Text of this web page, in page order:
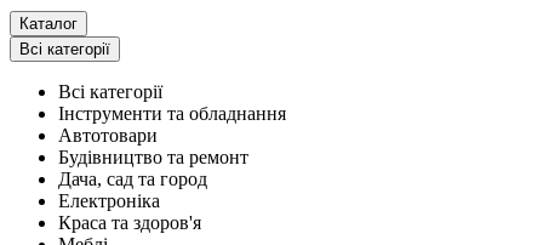
Каталог
Всі категорії
Всі категорії
Інструменти та обладнання
Автотовари
Будівництво та ремонт
Дача, сад та город
Електроніка
Краса та здоров'я